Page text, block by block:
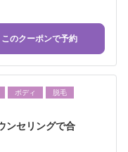
このクーポンで予約
ボディ
脱毛
ンセリングで合